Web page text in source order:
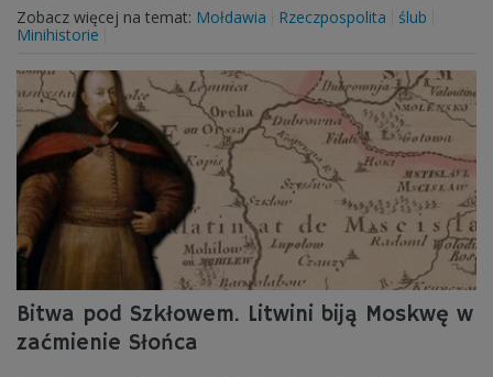
Zobacz więcej na temat: Mołdawia Rzeczpospolita
ślub
Minihistorie
Bitwa pod Szkłowem. Litwini biją Moskwę w
zaćmienie Słońca